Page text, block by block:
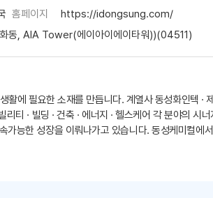
홈페이지
https://idongsung.com/
동, AIA Tower(에이아이에이타워))(04511)
에 필요한 소재를 만듭니다. 계열사 동성화인텍 ·
티 · 빌딩 · 건축 · 에너지 · 헬스케어 각 분야의 시
능한 성장을 이뤄나가고 있습니다. 동성케미컬에